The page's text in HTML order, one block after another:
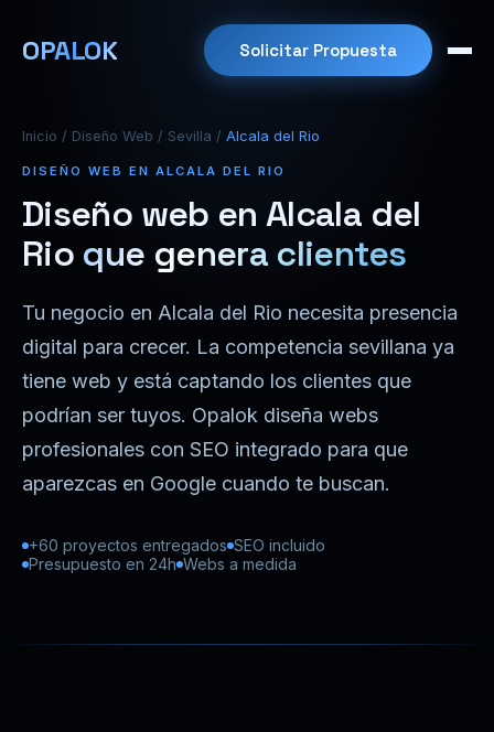
OPALOK Solicitar Propuesta
Inicio / Diseño Web / Sevilla / Alcala del Rio
DISEÑO WEB EN ALCALA DEL RIO
Diseño web en Alcala del
Rio que genera clientes
Tu negocio en Alcala del Rio necesita presencia
digital para crecer. La competencia sevillana ya
tiene web y está captando los clientes que
podrían ser tuyos. Opalok diseña webs
profesionales con SEO integrado para que
aparezcas en Google cuando te buscan.
+60 proyectos entregados SEO incluido
Presupuesto en 24h Webs a medida